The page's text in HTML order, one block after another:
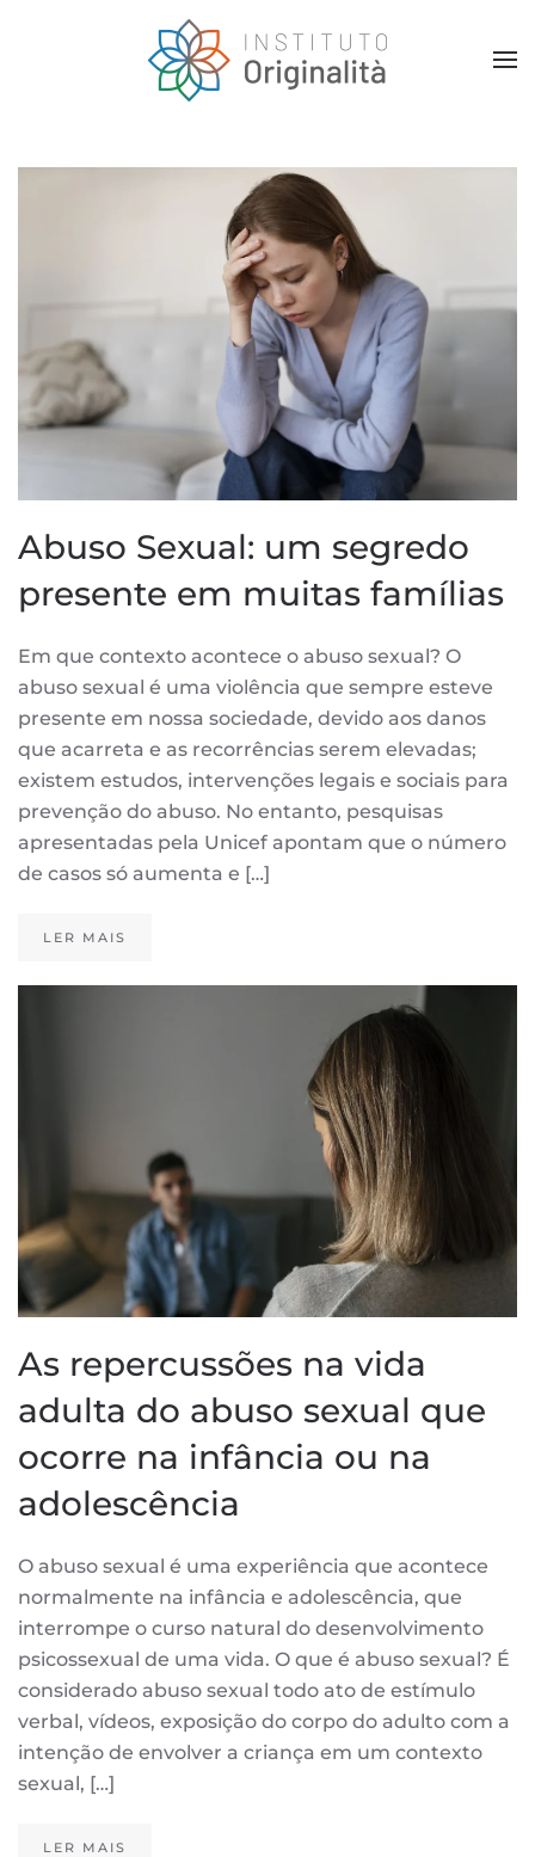
Skip to main content
Abuso Sexual: um segredo
presente em muitas famílias
Em que contexto acontece o abuso sexual? O
abuso sexual é uma violência que sempre esteve
presente em nossa sociedade, devido aos danos
que acarreta e as recorrências serem elevadas;
existem estudos, intervenções legais e sociais para
prevenção do abuso. No entanto, pesquisas
apresentadas pela Unicef apontam que o número
de casos só aumenta e […]
LER MAIS
As repercussões na vida
adulta do abuso sexual que
ocorre na infância ou na
adolescência
O abuso sexual é uma experiência que acontece
normalmente na infância e adolescência, que
interrompe o curso natural do desenvolvimento
psicossexual de uma vida. O que é abuso sexual? É
considerado abuso sexual todo ato de estímulo
verbal, vídeos, exposição do corpo do adulto com a
intenção de envolver a criança em um contexto
sexual, […]
LER MAIS